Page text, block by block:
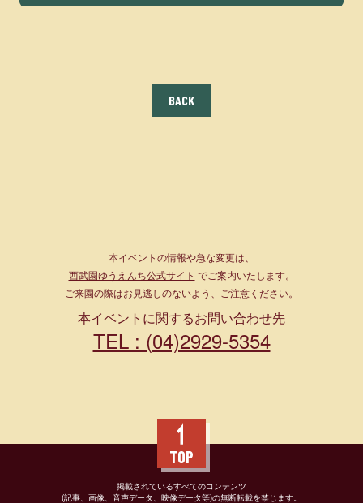
BACK
本イベントの情報や急な変更は、
西武園ゆうえんち公式サイト でご案内いたします。
ご来園の際はお見逃しのないよう、ご注意ください。
本イベントに関するお問い合わせ先
TEL : (04)2929-5354
TOP
掲載されているすべてのコンテンツ
(記事、画像、音声データ、映像データ等)の無断転載を禁じます。